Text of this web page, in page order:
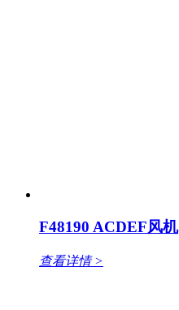
F48190 ACDEF风机
查看详情 >